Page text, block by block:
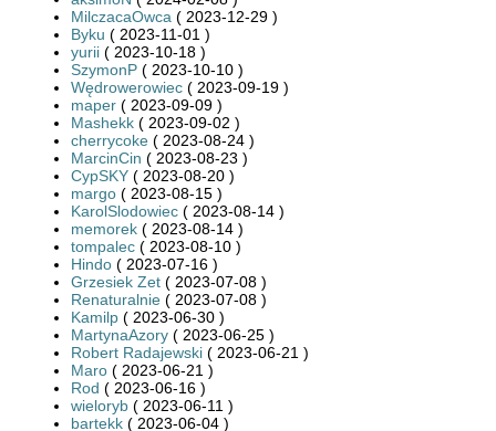
MilczacaOwca ( 2023-12-29 )
Byku ( 2023-11-01 )
yurii ( 2023-10-18 )
SzymonP ( 2023-10-10 )
Wędrowerowiec ( 2023-09-19 )
maper ( 2023-09-09 )
Mashekk ( 2023-09-02 )
cherrycoke ( 2023-08-24 )
MarcinCin ( 2023-08-23 )
CypSKY ( 2023-08-20 )
margo ( 2023-08-15 )
KarolSlodowiec ( 2023-08-14 )
memorek ( 2023-08-14 )
tompalec ( 2023-08-10 )
Hindo ( 2023-07-16 )
Grzesiek Zet ( 2023-07-08 )
Renaturalnie ( 2023-07-08 )
Kamilp ( 2023-06-30 )
MartynaAzory ( 2023-06-25 )
Robert Radajewski ( 2023-06-21 )
Maro ( 2023-06-21 )
Rod ( 2023-06-16 )
wieloryb ( 2023-06-11 )
bartekk ( 2023-06-04 )